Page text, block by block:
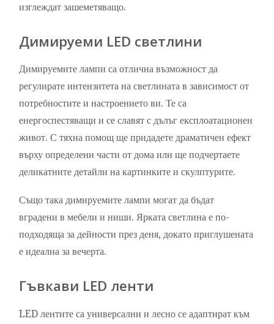
изглеждат зашеметяващо.
Димируеми LED светлини
Димируемите лампи са отлична възможност да
регулирате интензитета на светлината в зависимост от
потребностите и настроението ви. Те са
енергоспестяващи и се славят с дълъг експлоатационен
живот. С тяхна помощ ще придадете драматичен ефект
върху определени части от дома или ще подчертаете
деликатните детайли на картинките и скулптурите.
Също така димируемите лампи могат да бъдат
вградени в мебели и ниши. Ярката светлина е по-
подходяща за дейности през деня, докато приглушената
е идеална за вечерта.
Гъвкави LED ленти
LED лентите са универсални и лесно се адаптират към